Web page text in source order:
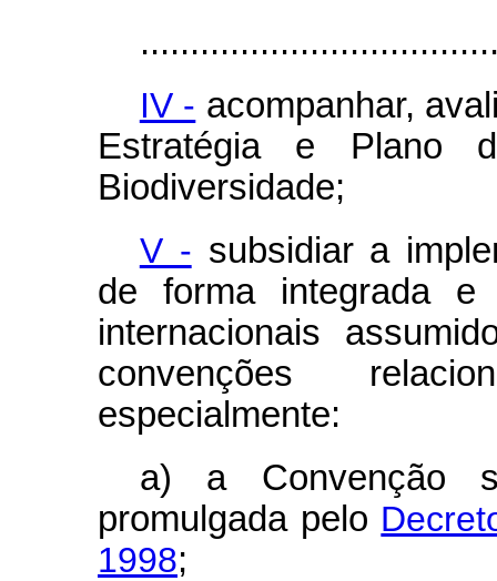
IV - acompanhar,
Estratégia e Plano
Biodiversidade;
V - subsidiar a
de forma integrada e
internacionais
convenções
especialmente:
a) a Convenção
promulgada pelo
1998;